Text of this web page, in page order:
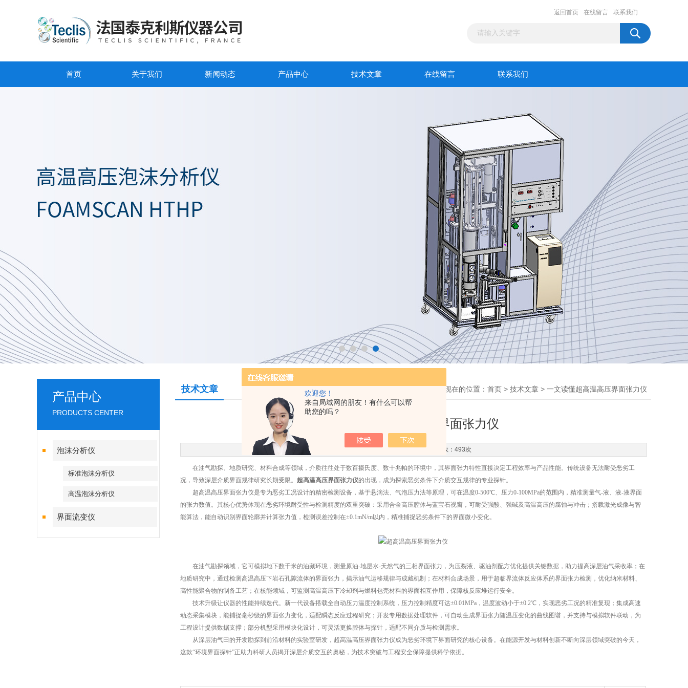
欢迎您！
来自局域网的朋友！有什么可以帮
助您的吗？
返回首页 在线留言 联系我们
首页 关于我们 新闻动态 产品中心 技术文章 在线留言 联系我们
产品中心
PRODUCTS CENTER
泡沫分析仪
标准泡沫分析仪
高温泡沫分析仪
界面流变仪
技术文章 您现在的位置： 首页 > 技术文章 > 一文读懂超高温高压界面张力仪
一文读懂超高温高压界面张力仪
更新时间：2025-10-23 点击次数：493次
在油气勘探、地质研究、材料合成等领域，介质往往处于数百摄氏度、数十兆帕的环境中，其界面张力特性直接决定工程效率与产品性能。传统设备无法耐受恶劣工
况，导致深层介质界面规律研究长期受限。 超高温高压界面张力仪的出现，成为探索恶劣条件下介质交互规律的专业探针。​
超高温高压界面张力仪是专为恶劣工况设计的精密检测设备，基于悬滴法、气泡压力法等原理，可在温度0-500℃、压力0-100MPa的范围内，精准测量气-液、液-液界面
的张力数值。其核心优势体现在恶劣环境耐受性与检测精度的双重突破：采用合金高压腔体与蓝宝石视窗，可耐受强酸、强碱及高温高压的腐蚀与冲击；搭载激光成像与智
能算法，能自动识别界面轮廓并计算张力值，检测误差控制在±0.1mN/m以内，精准捕捉恶劣条件下的界面微小变化。​
在油气勘探领域，它可模拟地下数千米的油藏环境，测量原油-地层水-天然气的三相界面张力，为压裂液、驱油剂配方优化提供关键数据，助力提高深层油气采收率；在
地质研究中，通过检测高温高压下岩石孔隙流体的界面张力，揭示油气运移规律与成藏机制；在材料合成场景，用于超临界流体反应体系的界面张力检测，优化纳米材料、
高性能聚合物的制备工艺；在核能领域，可监测高温高压下冷却剂与燃料包壳材料的界面相互作用，保障核反应堆运行安全。​
技术升级让仪器的性能持续迭代。新一代设备搭载全自动压力温度控制系统，压力控制精度可达±0.01MPa，温度波动小于±0.2℃，实现恶劣工况的精准复现；集成高速
动态采集模块，能捕捉毫秒级的界面张力变化，适配瞬态反应过程研究；开发专用数据处理软件，可自动生成界面张力随温压变化的曲线图谱，并支持与模拟软件联动，为
工程设计提供数据支撑；部分机型采用模块化设计，可灵活更换腔体与探针，适配不同介质与检测需求。​
从深层油气田的开发勘探到前沿材料的实验室研发，超高温高压界面张力仪成为恶劣环境下界面研究的核心设备。在能源开发与材料创新不断向深层领域突破的今天，
这款“环境界面探针”正助力科研人员揭开深层介质交互的奥秘，为技术突破与工程安全保障提供科学依据。